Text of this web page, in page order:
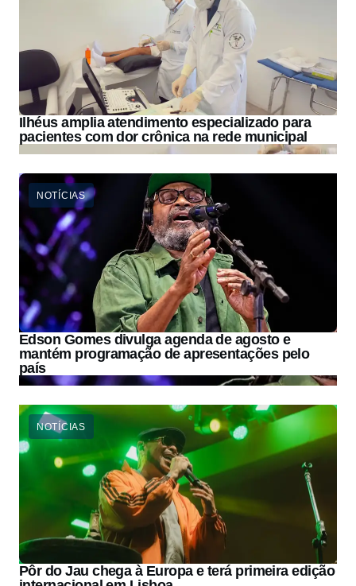
Ilhéus amplia atendimento especializado para
pacientes com dor crônica na rede municipal
NOTÍCIAS
Edson Gomes divulga agenda de agosto e
mantém programação de apresentações pelo
país
NOTÍCIAS
Pôr do Jau chega à Europa e terá primeira edição